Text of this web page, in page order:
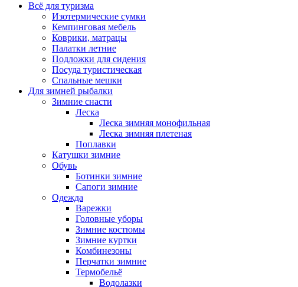
Всё для туризма
Изотермические сумки
Кемпинговая мебель
Коврики, матрацы
Палатки летние
Подложки для сидения
Посуда туристическая
Спальные мешки
Для зимней рыбалки
Зимние снасти
Леска
Леска зимняя монофильная
Леска зимняя плетеная
Поплавки
Катушки зимние
Обувь
Ботинки зимние
Сапоги зимние
Одежда
Варежки
Головные уборы
Зимние костюмы
Зимние куртки
Комбинезоны
Перчатки зимние
Термобельё
Водолазки